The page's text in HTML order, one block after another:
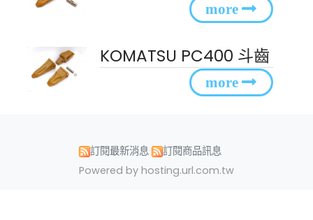
KOMATSU PC400 斗齒
訂閱最新消息
訂閱商品訊息
Powered by hosting.url.com.tw